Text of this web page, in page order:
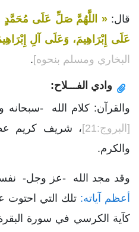
قال:« اللَّهُمَّ صَلِّ عَلَى مُحَمَّدٍ
عَلَى إِبْرَاهِيمَ، وَعَلَى آلِ
البخاري ومسلم بنحوه] .
وادي الفـــلاح:
والقرآن: كلام الله -سبحانه
[البروج:21]
، شريف كريم
والكرم.
وقد مجد الله -عز وجل-
أعظم آياته: تلك التي احتوت
كآية الكرسي في سورة